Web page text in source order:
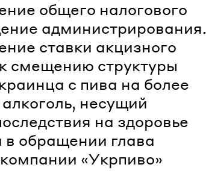
общего налогового
администрирования.
ставки акцизного
смещению структуры
с пива на более
несущий
на здоровье
обращении глава
«Укрпиво»